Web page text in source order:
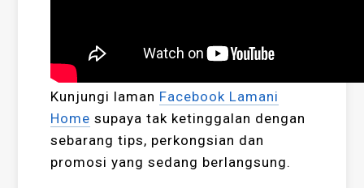
Kunjungi laman Facebook Lamani
Home supaya tak ketinggalan dengan
sebarang tips, perkongsian dan
promosi yang sedang berlangsung.